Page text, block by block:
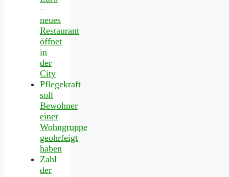
–
neues
Restaurant
öffnet
in
der
City
Pflegekraft
soll
Bewohner
einer
Wohngruppe
geohrfeigt
haben
Zahl
der